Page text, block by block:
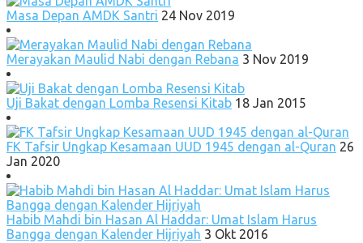
Masa Depan AMDK Santri 24 Nov 2019
Merayakan Maulid Nabi dengan Rebana 3 Nov 2019
Uji Bakat dengan Lomba Resensi Kitab 18 Jan 2015
FK Tafsir Ungkap Kesamaan UUD 1945 dengan al-Quran 26
Jan 2020
Habib Mahdi bin Hasan Al Haddar: Umat Islam Harus
Bangga dengan Kalender Hijriyah 3 Okt 2016